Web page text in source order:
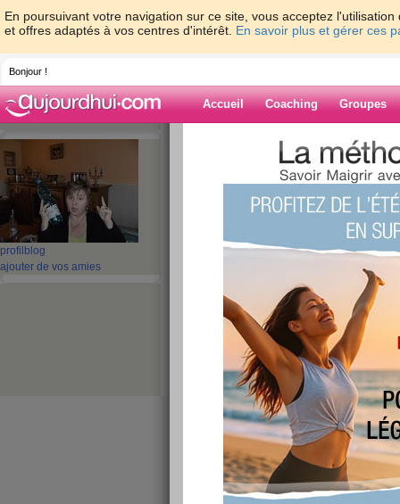
En poursuivant votre navigation sur ce site, vous acceptez
et offres adaptés à vos centres d'intérêt. En savoir plus et gérer ces
Bonjour !
Accueil Coaching Groupes
profil blog
ajouter de vos amies
> > NOTRE
Blog de
NOTRE CHERE